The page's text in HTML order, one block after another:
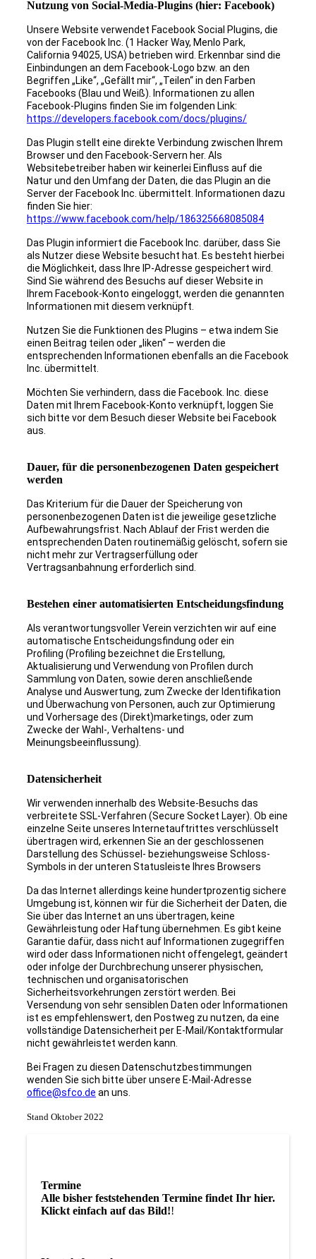
Nutzung von Social-Media-Plugins (hier: Facebook)
Unsere Website verwendet Facebook Social Plugins, die
von der Facebook Inc. (1 Hacker Way, Menlo Park,
California 94025, USA) betrieben wird. Erkennbar sind die
Einbindungen an dem Facebook-Logo bzw. an den
Begriffen „Like“, „Gefällt mir“, „Teilen“ in den Farben
Facebooks (Blau und Weiß). Informationen zu allen
Facebook-Plugins finden Sie im folgenden Link:
https://developers.facebook.com/docs/plugins/
Das Plugin stellt eine direkte Verbindung zwischen Ihrem
Browser und den Facebook-Servern her. Als
Websitebetreiber haben wir keinerlei Einfluss auf die
Natur und den Umfang der Daten, die das Plugin an die
Server der Facebook Inc. übermittelt. Informationen dazu
finden Sie hier:
https://www.facebook.com/help/186325668085084
Das Plugin informiert die Facebook Inc. darüber, dass Sie
als Nutzer diese Website besucht hat. Es besteht hierbei
die Möglichkeit, dass Ihre IP-Adresse gespeichert wird.
Sind Sie während des Besuchs auf dieser Website in
Ihrem Facebook-Konto eingeloggt, werden die genannten
Informationen mit diesem verknüpft.
Nutzen Sie die Funktionen des Plugins – etwa indem Sie
einen Beitrag teilen oder „liken“ – werden die
entsprechenden Informationen ebenfalls an die Facebook
Inc. übermittelt.
Möchten Sie verhindern, dass die Facebook. Inc. diese
Daten mit Ihrem Facebook-Konto verknüpft, loggen Sie
sich bitte vor dem Besuch dieser Website bei Facebook
aus.
Dauer, für die personenbezogenen Daten gespeichert
werden
Das Kriterium für die Dauer der Speicherung von
personenbezogenen Daten ist die jeweilige gesetzliche
Aufbewahrungsfrist. Nach Ablauf der Frist werden die
entsprechenden Daten routinemäßig gelöscht, sofern sie
nicht mehr zur Vertragserfüllung oder
Vertragsanbahnung erforderlich sind.
Bestehen einer automatisierten Entscheidungsfindung
Als verantwortungsvoller Verein verzichten wir auf eine
automatische Entscheidungsfindung oder ein
Profiling (Profiling bezeichnet die Erstellung,
Aktualisierung und Verwendung von Profilen durch
Sammlung von Daten, sowie deren anschließende
Analyse und Auswertung, zum Zwecke der Identifikation
und Überwachung von Personen, auch zur Optimierung
und Vorhersage des (Direkt)marketings, oder zum
Zwecke der Wahl-, Verhaltens- und
Meinungsbeeinflussung).
Datensicherheit
Wir verwenden innerhalb des Website-Besuchs das
verbreitete SSL-Verfahren (Secure Socket Layer). Ob eine
einzelne Seite unseres Internetauftrittes verschlüsselt
übertragen wird, erkennen Sie an der geschlossenen
Darstellung des Schüssel- beziehungsweise Schloss-
Symbols in der unteren Statusleiste Ihres Browsers
Da das Internet allerdings keine hundertprozentig sichere
Umgebung ist, können wir für die Sicherheit der Daten, die
Sie über das Internet an uns übertragen, keine
Gewährleistung oder Haftung übernehmen. Es gibt keine
Garantie dafür, dass nicht auf Informationen zugegriffen
wird oder dass Informationen nicht offengelegt, geändert
oder infolge der Durchbrechung unserer physischen,
technischen und organisatorischen
Sicherheitsvorkehrungen zerstört werden. Bei
Versendung von sehr sensiblen Daten oder Informationen
ist es empfehlenswert, den Postweg zu nutzen, da eine
vollständige Datensicherheit per E-Mail/Kontaktformular
nicht gewährleistet werden kann.
Bei Fragen zu diesen Datenschutzbestimmungen
wenden Sie sich bitte über unsere E-Mail-Adresse
office@sfco.de an uns.
Stand Oktober 2022
Termine
Alle bisher feststehenden Termine findet Ihr hier.
Klickt einfach auf das Bild!!